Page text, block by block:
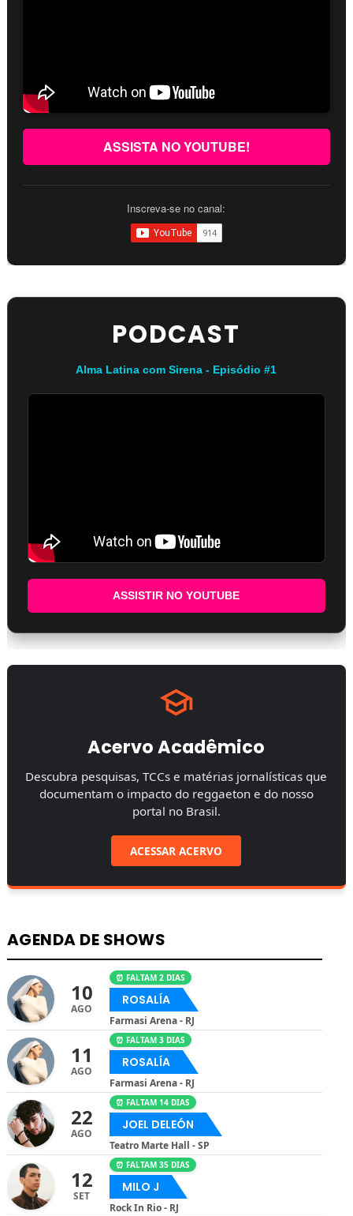
ASSISTA NO YOUTUBE!
Inscreva-se no canal:
PODCAST
Alma Latina com Sirena - Episódio #1
ASSISTIR NO YOUTUBE
Acervo Acadêmico
Descubra pesquisas, TCCs e matérias jornalísticas que
documentam o impacto do reggaeton e do nosso
portal no Brasil.
ACESSAR ACERVO
AGENDA DE SHOWS
10
AGO
⏰ FALTAM 2 DIAS
ROSALÍA
Farmasi Arena - RJ
11
AGO
⏰ FALTAM 3 DIAS
ROSALÍA
Farmasi Arena - RJ
22
AGO
⏰ FALTAM 14 DIAS
JOEL DELEÓN
Teatro Marte Hall - SP
12
SET
⏰ FALTAM 35 DIAS
MILO J
Rock In Rio - RJ